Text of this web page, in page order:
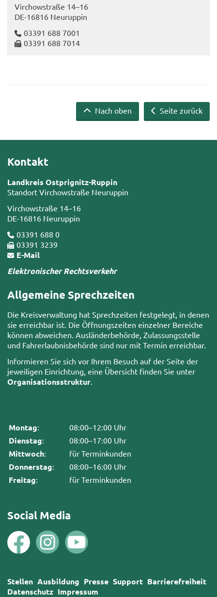
Virch­ow­stra­ße 14–16
DE-​16816 Neu­rup­pin
03391 688 7001
03391 688 7014
Seite zurück
Nach oben
Kontakt
Landkreis Ostprignitz-Ruppin
Standort Virchowstraße Neuruppin
Virchowstraße 14–16
DE-16816 Neuruppin
03391 688 0
03391 3239
E-Mail
Elektronischer Rechtsverkehr
Allgemeine Sprechzeiten
Die Kreisverwaltung hat Sprechzeiten festgelegt, in denen
sie erreichbar ist. Die Öffnungszeiten einzelner Bereiche
können abweichen. Ausländerbehörde, Zulassungsstelle
und Fahrerlaubnisbehörde sind nur mit Termin erreichbar.
Informieren Sie sich vor Ihrem Besuch auf der Seite der
jeweiligen Einrichtung, eine Übersicht finden Sie unter
Organisationsstruktur.
Montag: 08:00–12:00 Uhr
Dienstag: 08:00–17:00 Uhr
Mittwoch: für Terminkunden
Donnerstag: 08:00–16:00 Uhr
Freitag: für Terminkunden
Social Media
Stellen Ausbildung Presse Support Barrierefreiheit
Datenschutz Impressum